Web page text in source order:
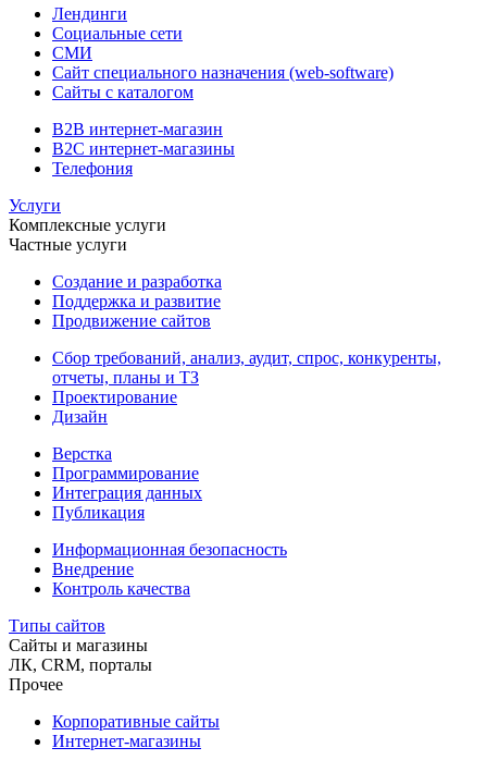
Лендинги
Социальные сети
СМИ
Сайт специального назначения (web-software)
Сайты с каталогом
B2B интернет-магазин
B2C интернет-магазины
Телефония
Услуги
Комплексные услуги
Частные услуги
Создание и разработка
Поддержка и развитие
Продвижение сайтов
Сбор требований, анализ, аудит, спрос, конкуренты,
отчеты, планы и ТЗ
Проектирование
Дизайн
Верстка
Программирование
Интеграция данных
Публикация
Информационная безопасность
Внедрение
Контроль качества
Типы сайтов
Сайты и магазины
ЛК, CRM, порталы
Прочее
Корпоративные сайты
Интернет-магазины